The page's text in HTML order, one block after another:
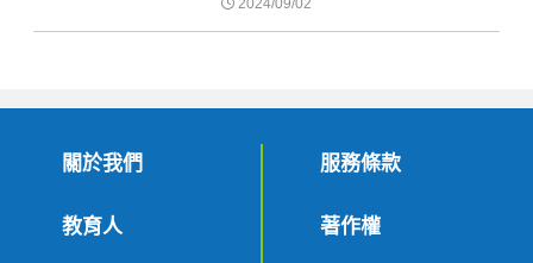
2024/09/02
關於我們
教育人
服務條款
著作權